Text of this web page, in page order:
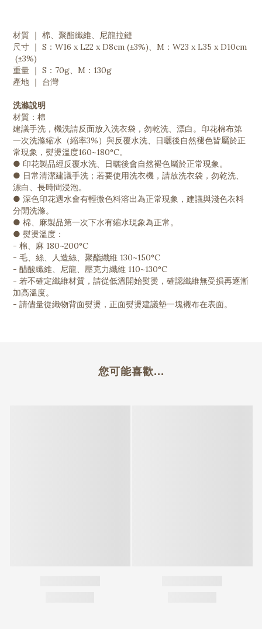
材質 ｜ 棉、聚酯纖維、尼龍拉鏈
尺寸 ｜ S：W16 x L22 x D8cm (±3%)、M：W23 x L35 x D10cm
(±3%)
重量 ｜ S：70g、M：130g
產地 ｜ 台灣
洗滌說明
材質：棉
建議手洗，機洗請反面放入洗衣袋，勿乾洗、漂白。印花棉布第
一次洗滌縮水（縮率3%）與反覆水洗、日曬後自然褪色皆屬於正
常現象，熨燙溫度160~180°C。
● 印花製品經反覆水洗、日曬後會自然褪色屬於正常現象。
● 日常清潔建議手洗；若要使用洗衣機，請放洗衣袋，勿乾洗、
漂白、長時間浸泡。
● 深色印花遇水會有輕微色料溶出為正常現象，建議與淺色衣料
分開洗滌。
● 棉、麻製品第一次下水有縮水現象為正常。
● 熨燙溫度：
- 棉、麻 180~200°C
- 毛、絲、人造絲、聚酯纖維 130~150°C
- 醋酸纖維、尼龍、壓克力纖維 110~130°C
- 若不確定纖維材質，請從低溫開始熨燙，確認纖維無受損再逐漸
加高溫度。
- 請儘量從織物背面熨燙，正面熨燙建議墊一塊襯布在表面。
您可能喜歡...